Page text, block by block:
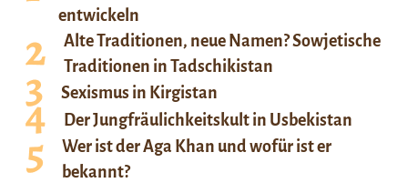
entwickeln
Alte Traditionen, neue Namen? Sowjetische
Traditionen in Tadschikistan
Sexismus in Kirgistan
Der Jungfräulichkeitskult in Usbekistan
Wer ist der Aga Khan und wofür ist er
bekannt?